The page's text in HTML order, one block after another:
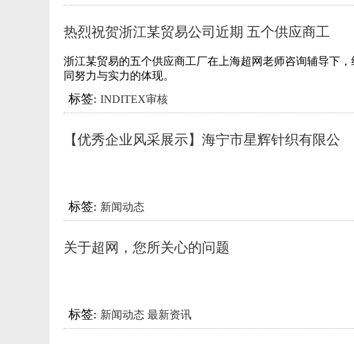
热烈祝贺浙江某贸易公司近期 五个供应商工
浙江某贸易的五个供应商工厂在上海超网老师咨询辅导下
同努力与实力的体现。
标签: INDITEX审核
【优秀企业风采展示】海宁市星辉针织有限公
标签: 新闻动态
关于超网，您所关心的问题
标签: 新闻动态 最新资讯